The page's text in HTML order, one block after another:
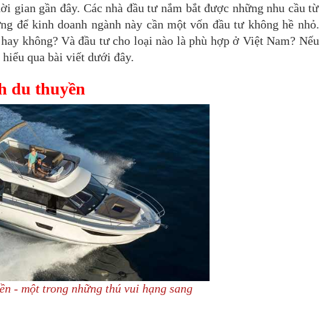
gian gần đây. Các nhà đầu tư nắm bắt được những nhu cầu từ
để kinh doanh ngành này cần một vốn đầu tư không hề nhỏ.
không? Và đầu tư cho loại nào là phù hợp ở Việt Nam? Nếu
qua bài viết dưới đây.
du thuyền
- một trong những thú vui hạng sang